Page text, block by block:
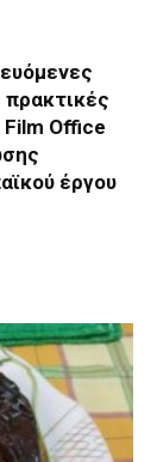
πρακτικές
Office
έργου